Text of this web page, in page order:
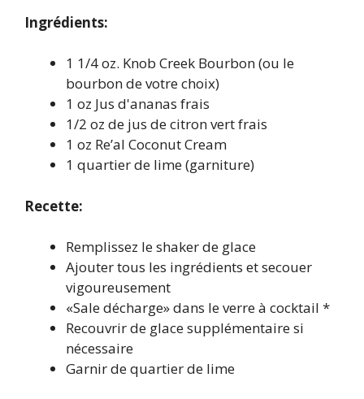
Ingrédients:
1 1/4 oz. Knob Creek Bourbon (ou le
bourbon de votre choix)
1 oz Jus d'ananas frais
1/2 oz de jus de citron vert frais
1 oz Re’al Coconut Cream
1 quartier de lime (garniture)
Recette:
Remplissez le shaker de glace
Ajouter tous les ingrédients et secouer
vigoureusement
«Sale décharge» dans le verre à cocktail *
Recouvrir de glace supplémentaire si
nécessaire
Garnir de quartier de lime